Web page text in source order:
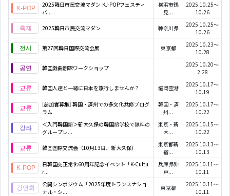
2025韓日市民交流マダン KJ-POPフェスティ
バ...
横浜市鶴
見...
2025.10.25～
10.26
2025韓日市民交流マダン 神奈川県
2025.10.25～
10.26
第27回韓日国際交流会展 東京都
2025.10.23～
10.28
韓国戯曲翻訳ワークショップ
2025.10.20～
2.28
韓国人達と一緒に日本を旅行しませんか？ 福岡空港
2025.10.17～
10.19
[参加者募集] 韓国・済州での多文化共修プログ
ラム
韓国・済
州...
2025.10.17～
10.22
＜入門韓国語＞新大久保の韓国語学校で無料の
グループレ...
東京・新
大...
2025.10.15～
10.22
韓国国際交流会（10月13日、新大久保）
東京都新
宿...
2025.10.13～
10.13
日韓国交正常化60周年記念イベント「K-Cultu
r...
兵庫県神
戸...
2025.10.11～
10.11
公開シンポジウム「2025年度トランスナショ
ナル・シ...
東京都
2025.10.11～
10.11